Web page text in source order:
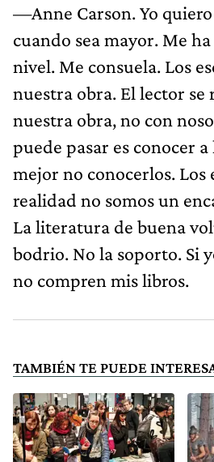
—Anne Carson. Yo
cuando sea mayor. Me
nivel. Me consuela. Los
nuestra obra. El lector se
nuestra obra, no con
puede pasar es conocer
mejor no conocerlos. Los
realidad no somos un
La literatura de buena
bodrio. No la soporto. Si
no compren mis libros.
TAMBIÉN TE PUEDE